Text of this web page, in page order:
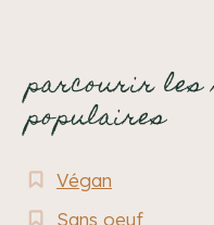
parcourir les
populaires
Végan
Sans oeuf